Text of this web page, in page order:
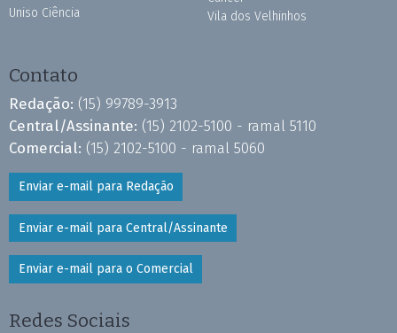
Uniso Ciência
Vila dos Velhinhos
Contato
Redação: (15) 99789-3913
Central/Assinante: (15) 2102-5100 - ramal 5110
Comercial: (15) 2102-5100 - ramal 5060
Enviar e-mail para Redação
Enviar e-mail para Central/Assinante
Enviar e-mail para o Comercial
Redes Sociais